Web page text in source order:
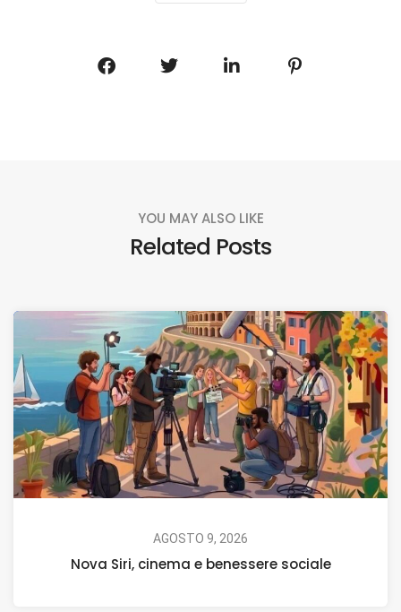
YOU MAY ALSO LIKE
Related Posts
AGOSTO 9, 2026
Nova Siri, cinema e benessere sociale